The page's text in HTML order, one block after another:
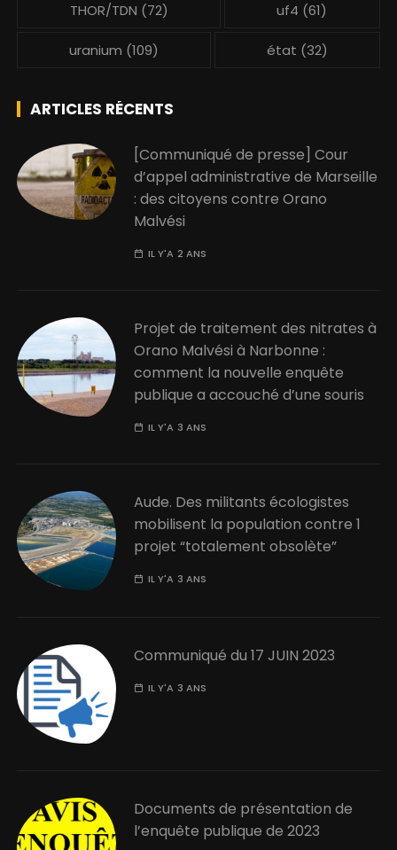
THOR/TDN (72) uf4 (61)
uranium (109) état (32)
ARTICLES RÉCENTS
[Communiqué de presse] Cour
d’appel administrative de Marseille
: des citoyens contre Orano
Malvési
IL Y'A 2 ANS
Projet de traitement des nitrates à
Orano Malvési à Narbonne :
comment la nouvelle enquête
publique a accouché d’une souris
IL Y'A 3 ANS
Aude. Des militants écologistes
mobilisent la population contre 1
projet “totalement obsolète”
IL Y'A 3 ANS
Communiqué du 17 JUIN 2023
IL Y'A 3 ANS
Documents de présentation de
l’enquête publique de 2023